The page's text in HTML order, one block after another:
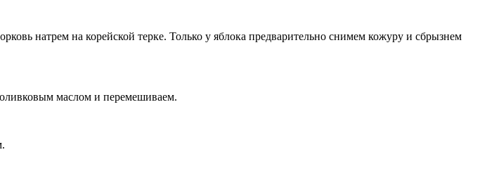
натрем на корейской терке. Только у яблока предварительно снимем кожуру и сбрызнем
маслом и перемешиваем.